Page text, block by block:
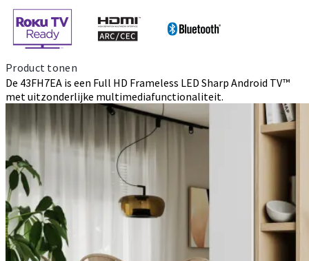
Product tonen
De 43FH7EA is een Full HD Frameless LED Sharp Android TV™
met uitzonderlijke multimediafunctionaliteit.